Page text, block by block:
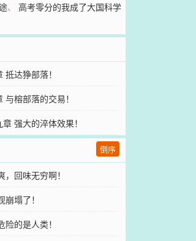
、高考零分的我成了大国科学
达狰部落！
榕部落的交易！
强大的淬体效果！
倒序
回味无穷啊！
塌了！
的是人类！